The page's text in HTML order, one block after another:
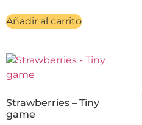
Añadir al carrito
Strawberries – Tiny
game